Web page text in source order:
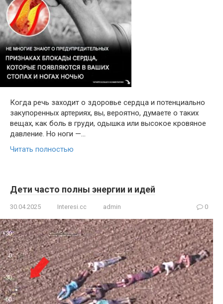
Когда речь заходит о здоровье сердца и потенциально
закупоренных артериях, вы, вероятно, думаете о таких
вещах, как боль в груди, одышка или высокое кровяное
давление. Но ноги —…
Читать полностью
Дети часто полны энергии и идей
30.04.2025 Interesi.cc admin 0